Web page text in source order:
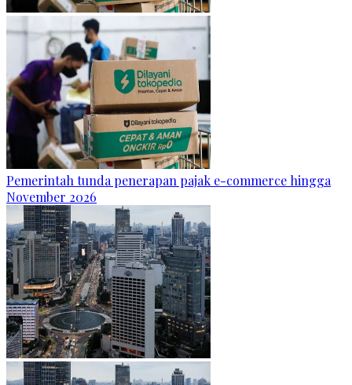
Pemerintah tunda penerapan pajak e-commerce hingga
November 2026